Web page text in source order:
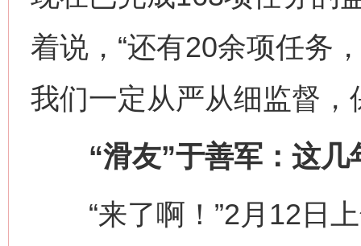
着说，“还有20余项任务
我们一定从严从细监督，
“滑友”于善军：这几
“来了啊！”2月12日上